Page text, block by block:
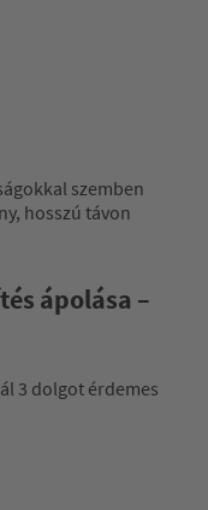
szemben
hosszú távon
ápolása –
3 dolgot érdemes